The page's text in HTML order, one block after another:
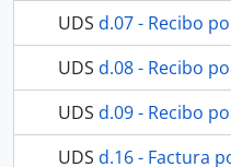
UDS d.07 - Recibo
UDS d.08 - Recibo
UDS d.09 - Recibo
UDS d.16 - Factura